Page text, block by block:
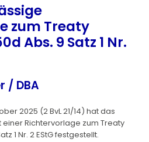
zum Treaty
Abs. 9 Satz 1 Nr.
/ DBA
2025 (2 BvL 21/14) hat das
einer Richtervorlage zum Treaty
1 Nr. 2 EStG festgestellt.